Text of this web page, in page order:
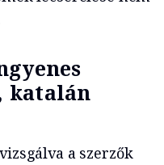
katalán
a szerzők